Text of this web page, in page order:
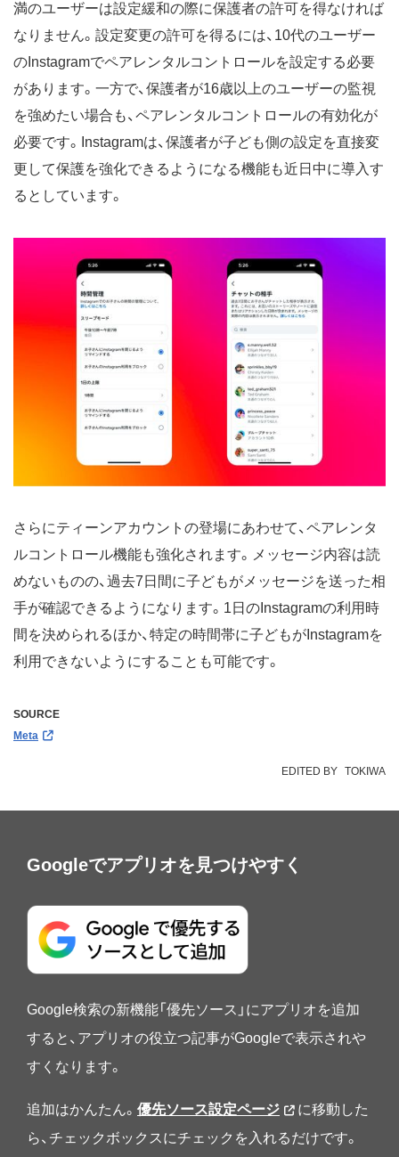
満のユーザーは設定緩和の際に保護者の許可を得なければ
なりません。設定変更の許可を得るには、10代のユーザー
のInstagramでペアレンタルコントロールを設定する必要
があります。一方で、保護者が16歳以上のユーザーの監視
を強めたい場合も、ペアレンタルコントロールの有効化が
必要です。Instagramは、保護者が子ども側の設定を直接変
更して保護を強化できるようになる機能も近日中に導入す
るとしています。
さらにティーンアカウントの登場にあわせて、ペアレンタ
ルコントロール機能も強化されます。メッセージ内容は読
めないものの、過去7日間に子どもがメッセージを送った相
手が確認できるようになります。1日のInstagramの利用時
間を決められるほか、特定の時間帯に子どもがInstagramを
利用できないようにすることも可能です。
SOURCE
Meta
EDITED BY TOKIWA
Googleでアプリオを見つけやすく
Google検索の新機能「優先ソース」にアプリオを追加
すると、アプリオの役立つ記事がGoogleで表示されや
すくなります。
追加はかんたん。 優先ソース設定ページ
に移動した
ら、チェックボックスにチェックを入れるだけです。